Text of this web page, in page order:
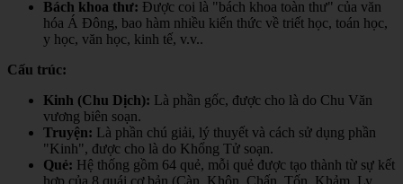
Bách khoa thư: Được coi là "bách khoa toàn thư" của văn
hóa Á Đông, bao hàm nhiều kiến thức về triết học, toán học,
y học, văn học, kinh tế, v.v..
Cấu trúc:
Kinh (Chu Dịch): Là phần gốc, được cho là do Chu Văn
vương biên soạn.
Truyện: Là phần chú giải, lý thuyết và cách sử dụng phần
"Kinh", được cho là do Khổng Tử soạn.
Quẻ: Hệ thống gồm 64 quẻ, mỗi quẻ được tạo thành từ sự kết